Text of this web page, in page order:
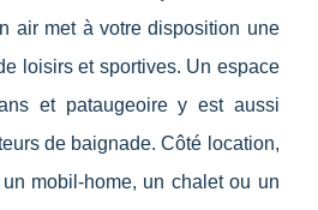
air met à votre disposition une
loisirs et sportives. Un espace
et pataugeoire y est aussi
de baignade. Côté location,
mobil-home, un chalet ou un